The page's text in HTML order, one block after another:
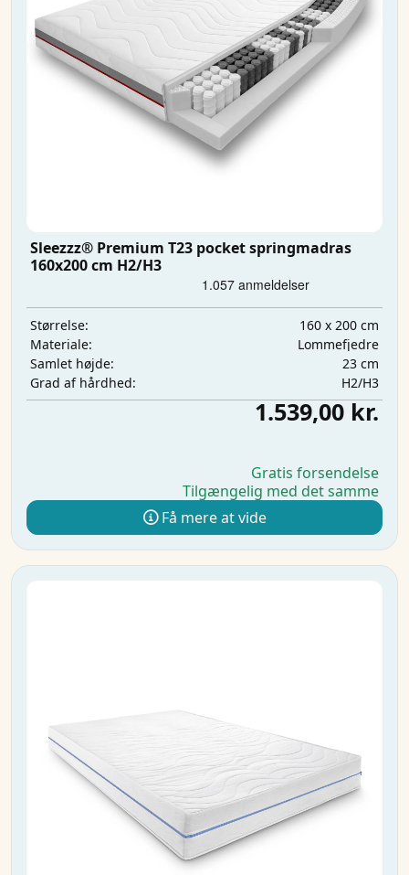
Sleezzz® Premium T23 pocket springmadras
160x200 cm H2/H3
Størrelse:
160 x 200 cm
Materiale:
Lommefjedre
Samlet højde:
23 cm
Grad af hårdhed:
H2/H3
1.539,00 kr.
Gratis forsendelse
Tilgængelig med det samme
Få mere at vide